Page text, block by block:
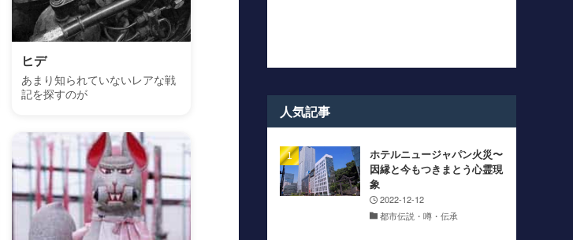
ヒデ
あまり知られていないレアな戦
記を探すのが
人気記事
ホテルニュージャパン火災〜
因縁と今もつきまとう心霊現
象
2022-12-12
都市伝説・噂・伝承